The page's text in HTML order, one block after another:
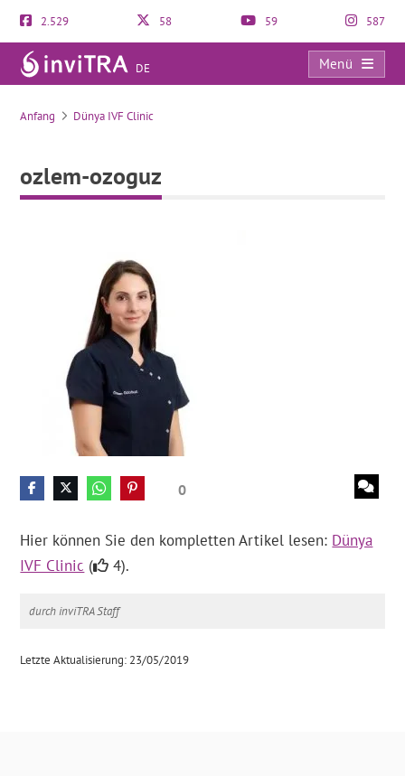
2.529 58 59 587
DE
Menü
ozlem-ozoguz
Anfang Dünya IVF Clinic
ozlem-ozoguz
0
Hier können Sie den kompletten Artikel lesen: Dünya
IVF Clinic ( 4).
durch inviTRA Staff
Letzte Aktualisierung: 23/05/2019